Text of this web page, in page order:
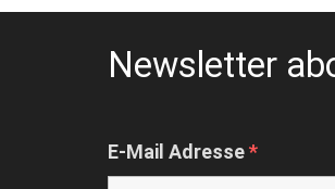
Newsletter
E-Mail Adresse*